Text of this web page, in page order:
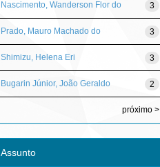
3
Nascimento, Wanderson Flor do
3
Prado, Mauro Machado do
3
Shimizu, Helena Eri
2
Bugarin Júnior, João Geraldo
próximo >
Assunto